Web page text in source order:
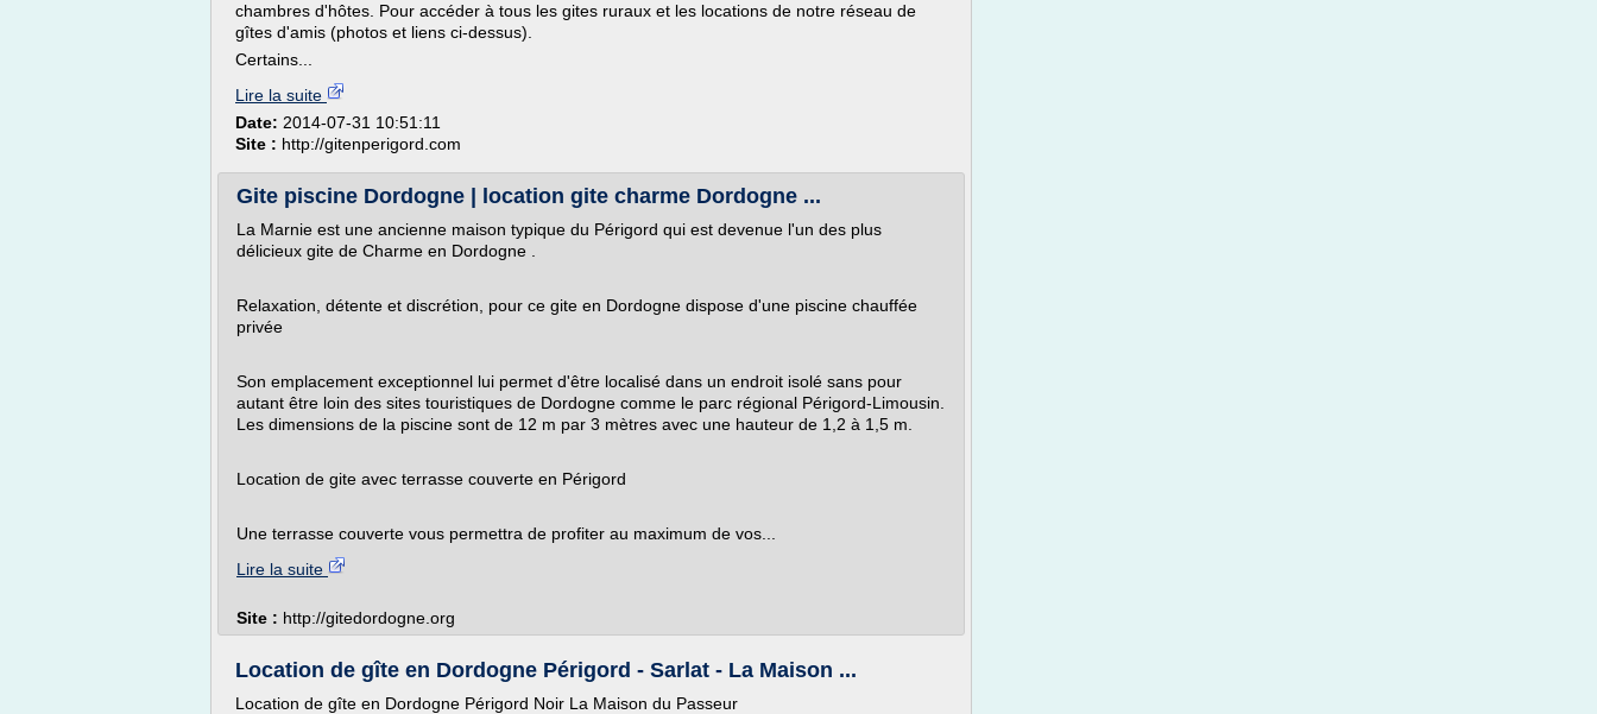
chambres d'hôtes. Pour accéder à tous les gites ruraux et les locations de notre réseau de
gîtes d'amis (photos et liens ci-dessus).
Certains...
Lire la suite
Date: 2014-07-31 10:51:11
Site : http://gitenperigord.com
Gite piscine Dordogne | location gite charme Dordogne ...
La Marnie est une ancienne maison typique du Périgord qui est devenue l'un des plus
délicieux gite de Charme en Dordogne .
Relaxation, détente et discrétion, pour ce gite en Dordogne dispose d'une piscine chauffée
privée
Son emplacement exceptionnel lui permet d'être localisé dans un endroit isolé sans pour
autant être loin des sites touristiques de Dordogne comme le parc régional Périgord-Limousin.
Les dimensions de la piscine sont de 12 m par 3 mètres avec une hauteur de 1,2 à 1,5 m.
Location de gite avec terrasse couverte en Périgord
Une terrasse couverte vous permettra de profiter au maximum de vos...
Lire la suite
Site : http://gitedordogne.org
Location de gîte en Dordogne Périgord - Sarlat - La Maison ...
Location de gîte en Dordogne Périgord Noir La Maison du Passeur